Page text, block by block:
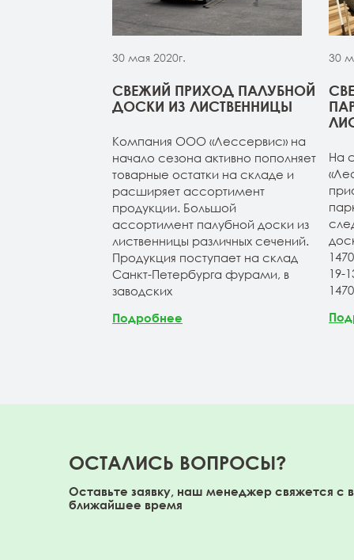
30 мая 2020г.
СВЕЖИЙ ПРИХОД ПАЛУБНОЙ
ДОСКИ ИЗ ЛИСТВЕННИЦЫ
Компания ООО «Лессервис» на
начало сезона активно пополняет
товарные остатки на складе и
расширяет ассортимент
продукции. Большой
ассортимент палубной доски из
лиственницы различных сечений.
Продукция поступает на склад
Санкт-Петербурга фурами, в
заводских
Подробнее
30
На
19-
ОСТАЛИСЬ ВОПРОСЫ?
Оставьте заявку, наш менеджер свяжется с
ближайшее время